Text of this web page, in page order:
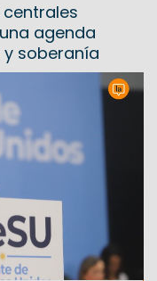
agenda
soberanía